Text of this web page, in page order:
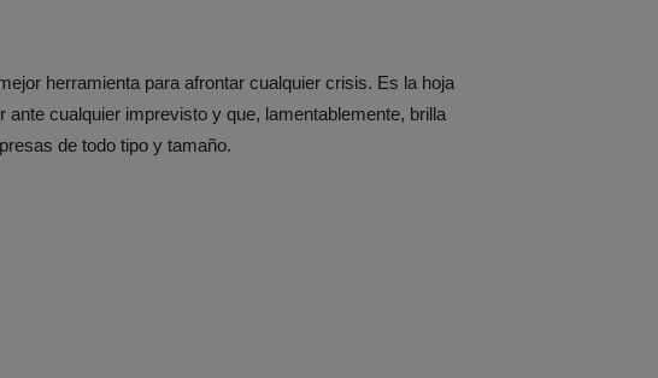
herramienta para afrontar cualquier crisis. Es la hoja
cualquier imprevisto y que, lamentablemente, brilla
de todo tipo y tamaño.